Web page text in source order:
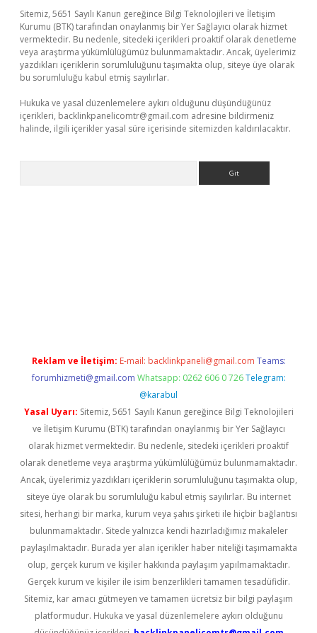
Sitemiz, 5651 Sayılı Kanun gereğince Bilgi Teknolojileri ve İletişim
Kurumu (BTK) tarafından onaylanmış bir Yer Sağlayıcı olarak hizmet
vermektedir. Bu nedenle, sitedeki içerikleri proaktif olarak denetleme
veya araştırma yükümlülüğümüz bulunmamaktadır. Ancak, üyelerimiz
yazdıkları içeriklerin sorumluluğunu taşımakta olup, siteye üye olarak
bu sorumluluğu kabul etmiş sayılırlar.
Hukuka ve yasal düzenlemelere aykırı olduğunu düşündüğünüz
içerikleri, backlinkpanelicomtr@gmail.com adresine bildirmeniz
halinde, ilgili içerikler yasal süre içerisinde sitemizden kaldırılacaktır.
Reklam ve İletişim: E-mail: backlinkpaneli@gmail.com Teams:
forumhizmeti@gmail.com Whatsapp: 0262 606 0 726 Telegram:
@karabul
Yasal Uyarı: Sitemiz, 5651 Sayılı Kanun gereğince Bilgi Teknolojileri
ve İletişim Kurumu (BTK) tarafından onaylanmış bir Yer Sağlayıcı
olarak hizmet vermektedir. Bu nedenle, sitedeki içerikleri proaktif
olarak denetleme veya araştırma yükümlülüğümüz bulunmamaktadır.
Ancak, üyelerimiz yazdıkları içeriklerin sorumluluğunu taşımakta olup,
siteye üye olarak bu sorumluluğu kabul etmiş sayılırlar. Bu internet
sitesi, herhangi bir marka, kurum veya şahıs şirketi ile hiçbir bağlantısı
bulunmamaktadır. Sitede yalnızca kendi hazırladığımız makaleler
paylaşılmaktadır. Burada yer alan içerikler haber niteliği taşımamakta
olup, gerçek kurum ve kişiler hakkında paylaşım yapılmamaktadır.
Gerçek kurum ve kişiler ile isim benzerlikleri tamamen tesadüfidir.
Sitemiz, kar amacı gütmeyen ve tamamen ücretsiz bir bilgi paylaşım
platformudur. Hukuka ve yasal düzenlemelere aykırı olduğunu